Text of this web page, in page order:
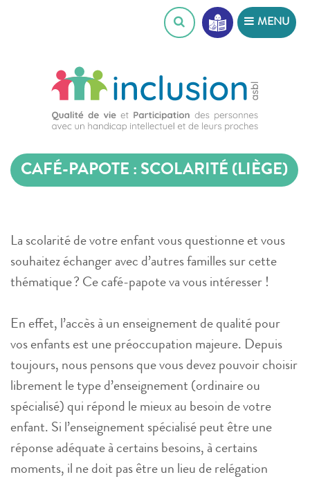
MENU
CAFÉ-PAPOTE : SCOLARITÉ (LIÈGE)
La scolarité de votre enfant vous questionne et vous
souhaitez échanger avec d’autres familles sur cette
thématique ? Ce café-papote va vous intéresser !
En effet, l’accès à un enseignement de qualité pour
vos enfants est une préoccupation majeure. Depuis
toujours, nous pensons que vous devez pouvoir choisir
librement le type d’enseignement (ordinaire ou
spécialisé) qui répond le mieux au besoin de votre
enfant. Si l’enseignement spécialisé peut être une
réponse adéquate à certains besoins, à certains
moments, il ne doit pas être un lieu de relégation